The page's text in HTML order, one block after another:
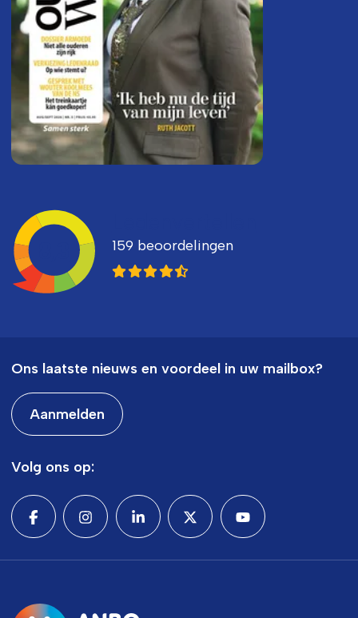
159 beoordelingen
Ons laatste nieuws en voordeel in uw mailbox?
Aanmelden
Volg ons op: